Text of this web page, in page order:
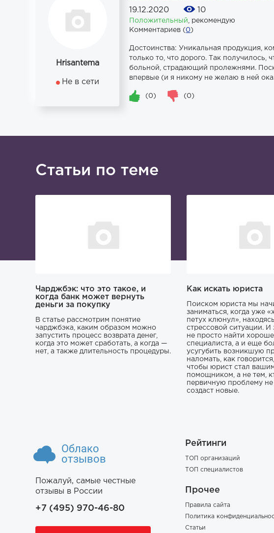
Hrisantema
Не в сети
19.12.2020 10
Положительный
рекомендую
Комментариев (0)
Достоинства: Уникальная продукция,
только то, что дорого. Так
больной, страдающий пролежнями.
впервые (и я никому не желаю в ней
(0) (0)
Статьи по теме
Чарджбэк: что это такое, и
когда банк может вернуть
деньги за покупку
В статье рассмотрим понятие
чарджбэка, каким образом можно
запустить процесс возврата денег,
когда это может сработать, а когда —
нет, а также длительность процедуры.
Как искать юриста
Поиском юриста мы
заниматься, когда уже
петух клюнул»,
стрессовой ситуации. И
не просто найти
специалиста, а и еще
усугубить возникшую
наломать, как
чтобы юрист стал
помощником, а не тем,
первичную проблему
создаст новые.
Облако
отзывов
Пожалуй, самые честные
отзывы в России
+7 (495) 970-46-80
Рейтинги
ТОП организаций
ТОП специалистов
Прочее
Правила сайта
Политика
Статьи